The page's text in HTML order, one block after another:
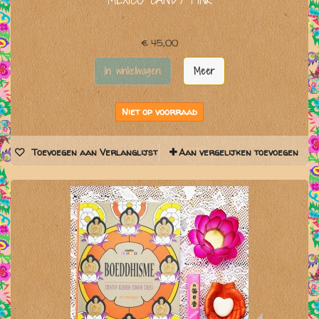
€ 45,00
In winkelwagen Meer
Niet op voorraad
Toevoegen aan Verlanglijst Aan vergelijken toevoegen